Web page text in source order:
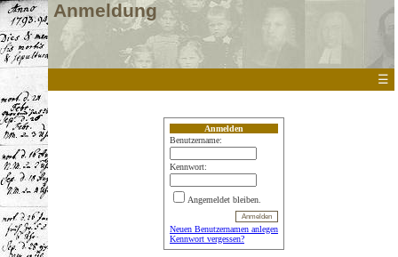
Anmeldung
☰
Anmelden
Benutzername:
Kennwort:
Angemeldet bleiben.
Neuen Benutzernamen anlegen
Kennwort vergessen?